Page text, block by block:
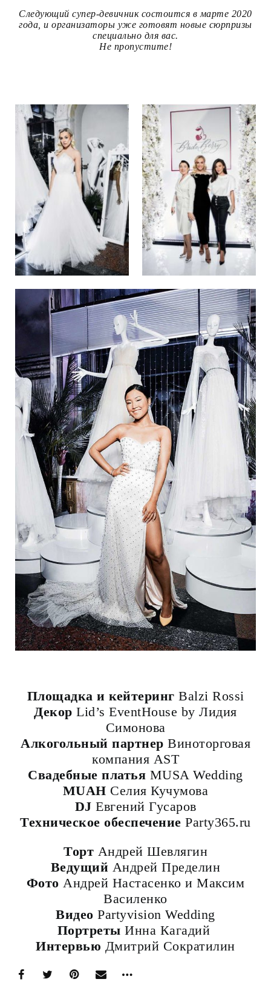
Следующий супер-девичник состоится в марте 2020
года, и организаторы уже готовят новые сюрпризы
специально для вас.
Не пропустите!
Площадка и кейтеринг Balzi Rossi
Декор Lid’s EventHouse by Лидия
Симонова
Алкогольный партнер Виноторговая
компания AST
Свадебные платья MUSA Wedding
MUAH Селия Кучумова
DJ Евгений Гусаров
Техническое обеспечение Party365.ru
Торт Андрей Шевлягин
Ведущий Андрей Пределин
Фото Андрей Настасенко и Максим
Василенко
Видео Partyvision Wedding
Портреты Инна Кагадий
Интервью Дмитрий Сократилин